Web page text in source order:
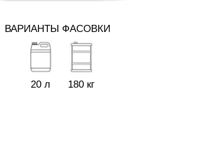
20 л 180 кг
ВАРИАНТЫ ФАСОВКИ